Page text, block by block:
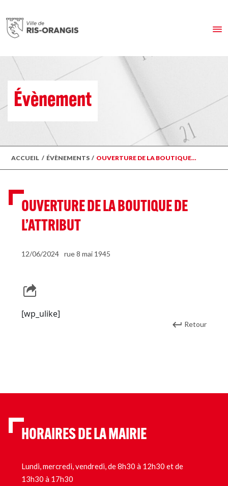
Évènement
ACCUEIL / ÉVÈNEMENTS / OUVERTURE DE LA BOUTIQUE…
OUVERTURE DE LA BOUTIQUE DE
L’ATTRIBUT
12/06/2024 rue 8 mai 1945
[wp_ulike]
Retour
HORAIRES DE LA MAIRIE
Lundi, mercredi, vendredi, de 8h30 à 12h30 et de
13h30 à 17h30